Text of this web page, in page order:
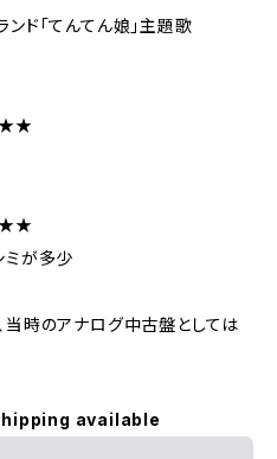
ド「てんてん娘」主題歌
ミが多少
当時のアナログ中古盤としては
available